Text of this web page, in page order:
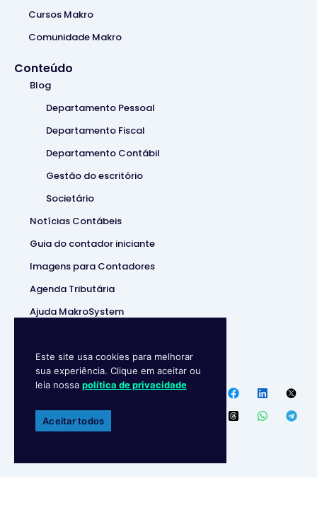
Cursos Makro
Comunidade Makro
Conteúdo
Blog
Departamento Pessoal
Departamento Fiscal
Departamento Contábil
Gestão do escritório
Societário
Notícias Contábeis
Guia do contador iniciante
Imagens para Contadores
Agenda Tributária
Ajuda MakroSystem
Makro System • Sistema
Contábill | (37) 3229-5850 |
Política de privacidade
Endereço
R. Ipanema, 180 –
Ipiranga, Divinópolis – MG,
Este site usa cookies para melhorar
sua experiência. Clique em aceitar ou
leia nossa política de privacidade
Aceitar todos